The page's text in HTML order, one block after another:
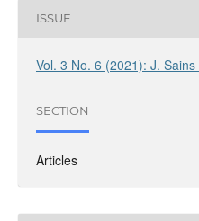
ISSUE
Vol. 3 No. 6 (2021): J. Sains
SECTION
Articles